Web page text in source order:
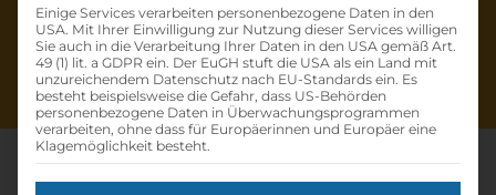
Andere Lehrstelle suchen
Einige Services verarbeiten personenbezogene Daten in den
USA. Mit Ihrer Einwilligung zur Nutzung dieser Services willigen
Sie auch in die Verarbeitung Ihrer Daten in den USA gemäß Art.
49 (1) lit. a GDPR ein. Der EuGH stuft die USA als ein Land mit
unzureichendem Datenschutz nach EU-Standards ein. Es
besteht beispielsweise die Gefahr, dass US-Behörden
personenbezogene Daten in Überwachungsprogrammen
verarbeiten, ohne dass für Europäerinnen und Europäer eine
Klagemöglichkeit besteht.